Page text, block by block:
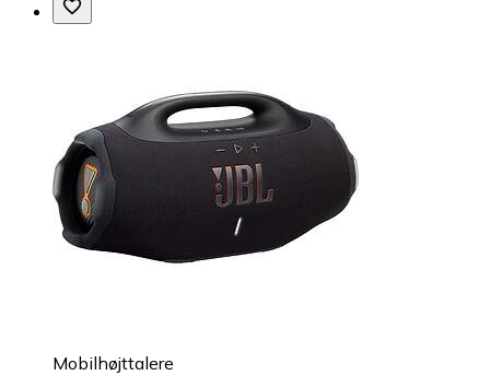
Mobilhøjttalere